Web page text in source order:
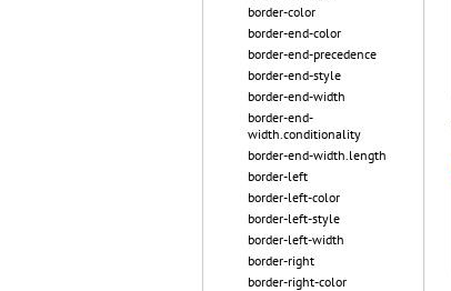
border-color
border-end-color
border-end-precedence
border-end-style
border-end-width
border-end-
width.conditionality
border-end-width.length
border-left
border-left-color
border-left-style
border-left-width
border-right
border-right-color